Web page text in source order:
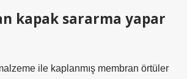
kapak sararma yapar
ile kaplanmış membran örtüler